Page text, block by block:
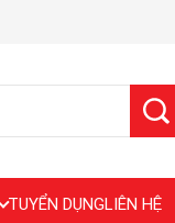
TUYỂN DỤNGLIÊN HỆ